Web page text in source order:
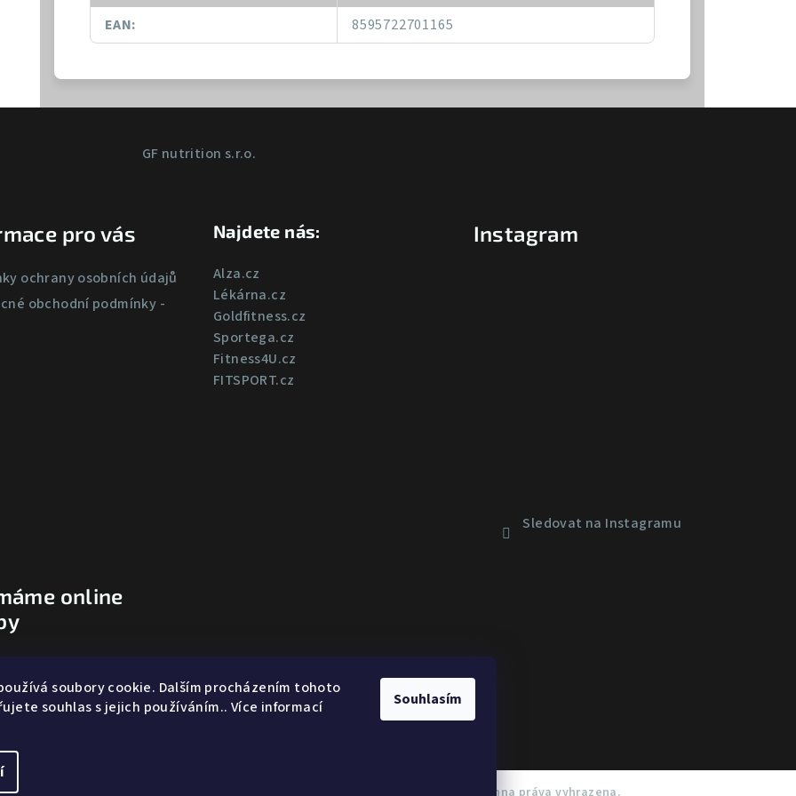
soubory cookie. Dalším procházením tohoto
souhlas s jejich používáním.. Více informací
Souhlasím
EAN: 8595722701165
GF nutrition s.r.o.
pro vás
ochrany osobních údajů
obchodní podmínky -
Najdete nás:
Alza.cz
Lékárna.cz
Goldfitness.cz
Sportega.cz
Fitness4U.cz
FITSPORT.cz
Instagram
Sledovat na Instagramu
online